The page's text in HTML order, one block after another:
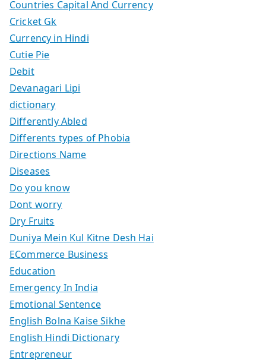
Countries Capital And Currency
Cricket Gk
Currency in Hindi
Cutie Pie
Debit
Devanagari Lipi
dictionary
Differently Abled
Differents types of Phobia
Directions Name
Diseases
Do you know
Dont worry
Dry Fruits
Duniya Mein Kul Kitne Desh Hai
ECommerce Business
Education
Emergency In India
Emotional Sentence
English Bolna Kaise Sikhe
English Hindi Dictionary
Entrepreneur